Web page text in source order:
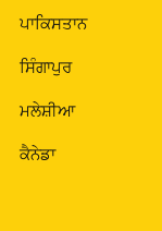
ਪਾਕਿਸਤਾਨ
ਸਿੰਗਾਪੁਰ
ਮਲੇਸ਼ੀਆ
ਕੈਨੇਡਾ